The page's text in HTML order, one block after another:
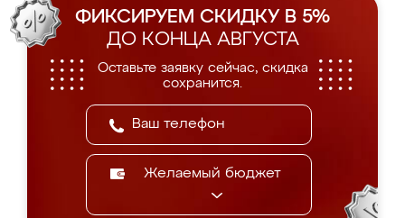
ФИКСИРУЕМ СКИДКУ В 5%
ДО КОНЦА АВГУСТА
Оставьте заявку сейчас, скидка
сохранится.
Желаемый бюджет